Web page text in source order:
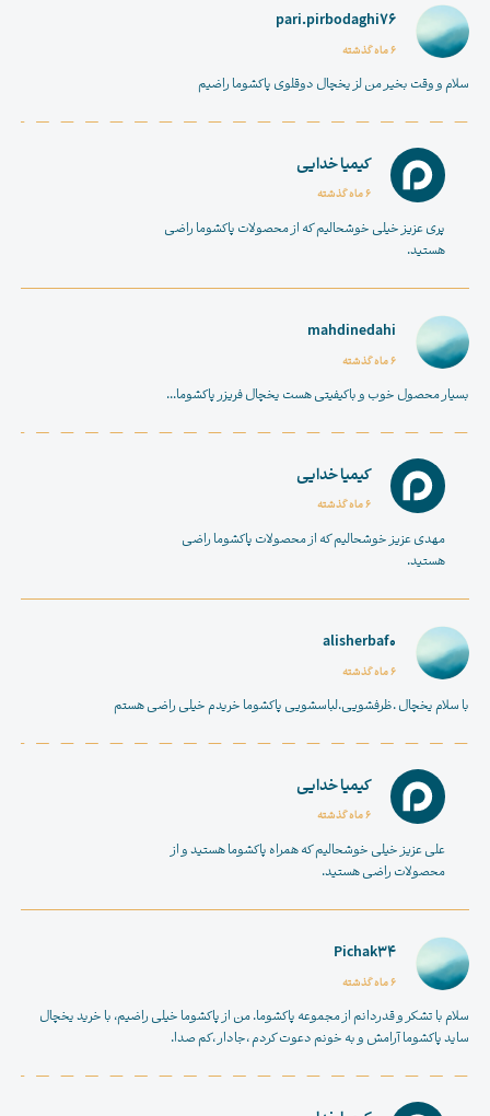
pari.pirbodaghi76
6 ماه گذشته
سلام و وقت بخیر من لز یخچال دوقلوی پاکشوما راضیم
کیمیا خدایی
6 ماه گذشته
پری عزیز خیلی خوشحالیم که از محصولات پاکشوما راضی
هستید.
mahdinedahi
6 ماه گذشته
بسیار محصول خوب و باکیفیتی هست یخچال فریزر پاکشوما...
کیمیا خدایی
6 ماه گذشته
مهدی عزیز خوشحالیم که از محصولات پاکشوما راضی
هستید.
alisherbaf0
6 ماه گذشته
با سلام یخچال .ظرفشویی.لباسشویی پاکشوما خریدم خیلی راضی هستم
کیمیا خدایی
6 ماه گذشته
علی عزیز خیلی خوشحالیم که همراه پاکشوما هستید و از
محصولات راضی هستید.
Pichak34
6 ماه گذشته
سلام با تشکر و قدردانم از مجموعه پاکشوما. من از پاکشوما خیلی راضیم، با خرید یخچال
ساید پاکشوما آرامش و به خونم دعوت کردم ،جادار ،کم صدا.